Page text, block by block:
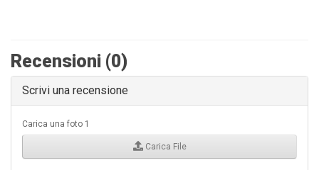
Recensioni (0)
Scrivi una recensione
Carica una foto 1
Carica File